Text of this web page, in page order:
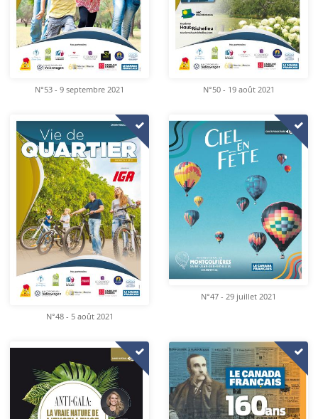
N°53 - 9 septembre 2021 N°50 - 19 août 2021
N°48 - 5 août 2021
N°47 - 29 juillet 2021